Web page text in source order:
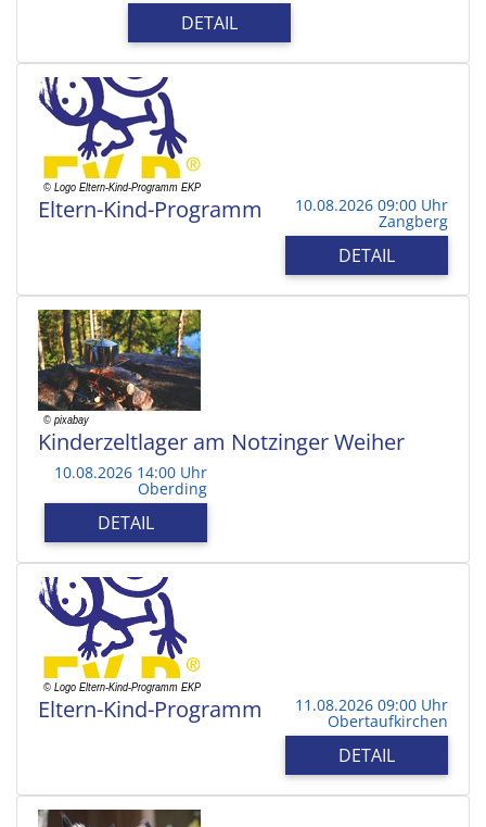
DETAIL
Eltern-Kind-Programm 10.08.2026 09:00 Uhr
Zangberg
DETAIL
Kinderzeltlager am Notzinger Weiher
10.08.2026 14:00 Uhr
Oberding
DETAIL
Eltern-Kind-Programm 11.08.2026 09:00 Uhr
Obertaufkirchen
DETAIL